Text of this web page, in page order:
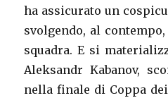
ha assicurato un
svolgendo, al
squadra. E si
Aleksandr Kabanov,
nella finale di Coppa